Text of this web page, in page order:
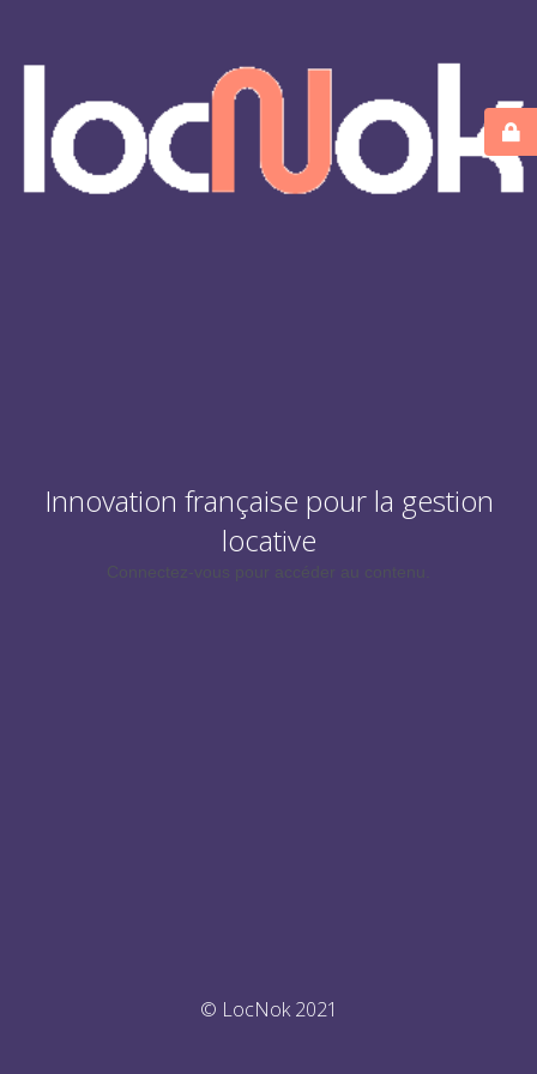
Innovation française pour la gestion
locative
Connectez-vous pour accéder au contenu.
© LocNok 2021